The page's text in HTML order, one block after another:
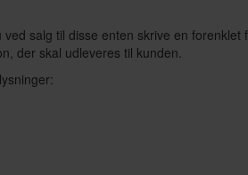
salg til disse enten skrive en forenklet
der skal udleveres til kunden.